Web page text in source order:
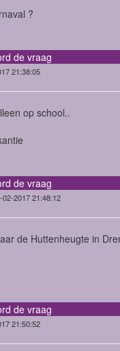
?
de vraag
21:38:05
op school..
de vraag
2017 21:48:12
de Huttenheugte in
de vraag
21:50:52